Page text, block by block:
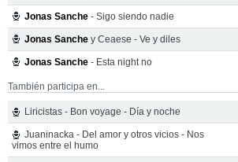
Jonas Sanche - Sigo siendo nadie
Jonas Sanche y Ceaese - Ve y diles
Jonas Sanche - Esta night no
También participa en...
Liricistas - Bon voyage - Día y noche
Juaninacka - Del amor y otros vicios - Nos
vimos entre el humo